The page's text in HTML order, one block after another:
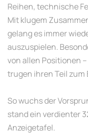
Reihen, technische
Mit klugem
gelang es immer
auszuspielen.
von allen Positionen
trugen ihren Teil zum
So wuchs der
stand ein verdienter
Anzeigetafel.